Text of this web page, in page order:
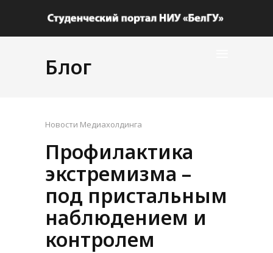
Блог
Новости Медиахолдинга
Профилактика
экстремизма –
под пристальным
наблюдением и
контролем